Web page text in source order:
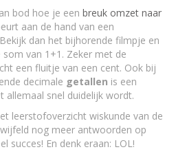
bod hoe je een breuk omzet naar
aan de hand van een
dan het bijhorende filmpje en
van 1+1. Zeker met de
een fluitje van een cent. Ook bij
decimale getallen is een
allemaal snel duidelijk wordt.
leerstofoverzicht wiskunde van de
nog meer antwoorden op
succes! En denk eraan: LOL!